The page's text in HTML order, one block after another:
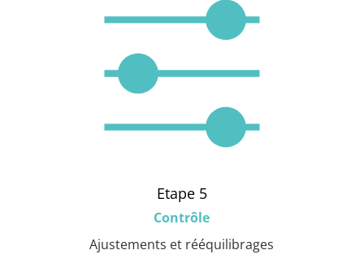
Etape 5
Contrôle
Ajustements et rééquilibrages